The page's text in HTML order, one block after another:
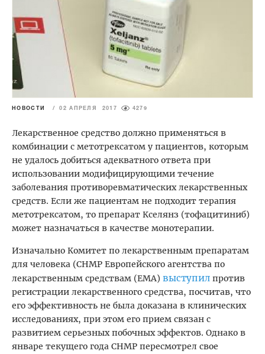
НОВОСТИ / 02 АПРЕЛЯ 2017 4279
Лекарственное средство должно применяться в
комбинации с метотрексатом у пациентов, которым
не удалось добиться адекватного ответа при
использовании модифицирующими течение
заболевания противоревматических лекарственных
средств. Если же пациентам не подходит терапия
метотрексатом, то препарат Кселянз (тофацитиниб)
может назначаться в качестве монотерапии.
Изначально Комитет по лекарственным препаратам
для человека (CHMP Европейского агентства по
лекарственным средствам (EMA) выступил против
регистрации лекарственного средства, посчитав, что
его эффективность не была доказана в клинических
исследованиях, при этом его прием связан с
развитием серьезных побочных эффектов. Однако в
январе текущего года СНМР пересмотрел свое